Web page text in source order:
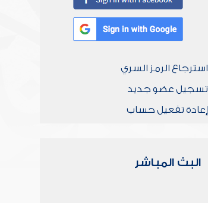
استرجاع الرمز السري
تسجيل عضو جديد
إعادة تفعيل حساب
البث المباشر